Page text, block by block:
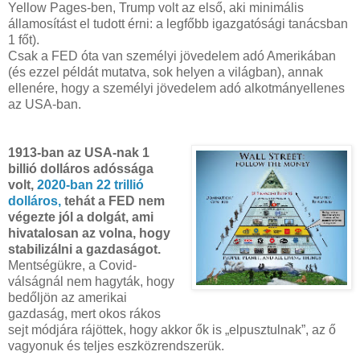
Yellow Pages-ben, Trump volt az első, aki minimális
államosítást el tudott érni: a legfőbb igazgatósági tanácsban
1 főt).
Csak a FED óta van személyi jövedelem adó Amerikában
(és ezzel példát mutatva, sok helyen a világban), annak
ellenére, hogy a személyi jövedelem adó alkotmányellenes
az USA-ban.
1913-ban az USA-nak 1
billió dolláros adóssága
volt, 2020-ban 22 trillió
dolláros, tehát a FED nem
végezte jól a dolgát, ami
hivatalosan az volna, hogy
stabilizálni a gazdaságot.
Mentségükre, a Covid-
válságnál nem hagyták, hogy
bedőljön az amerikai
gazdaság, mert okos rákos
sejt módjára rájöttek, hogy akkor ők is „elpusztulnak”, az ő
vagyonuk és teljes eszközrendszerük.